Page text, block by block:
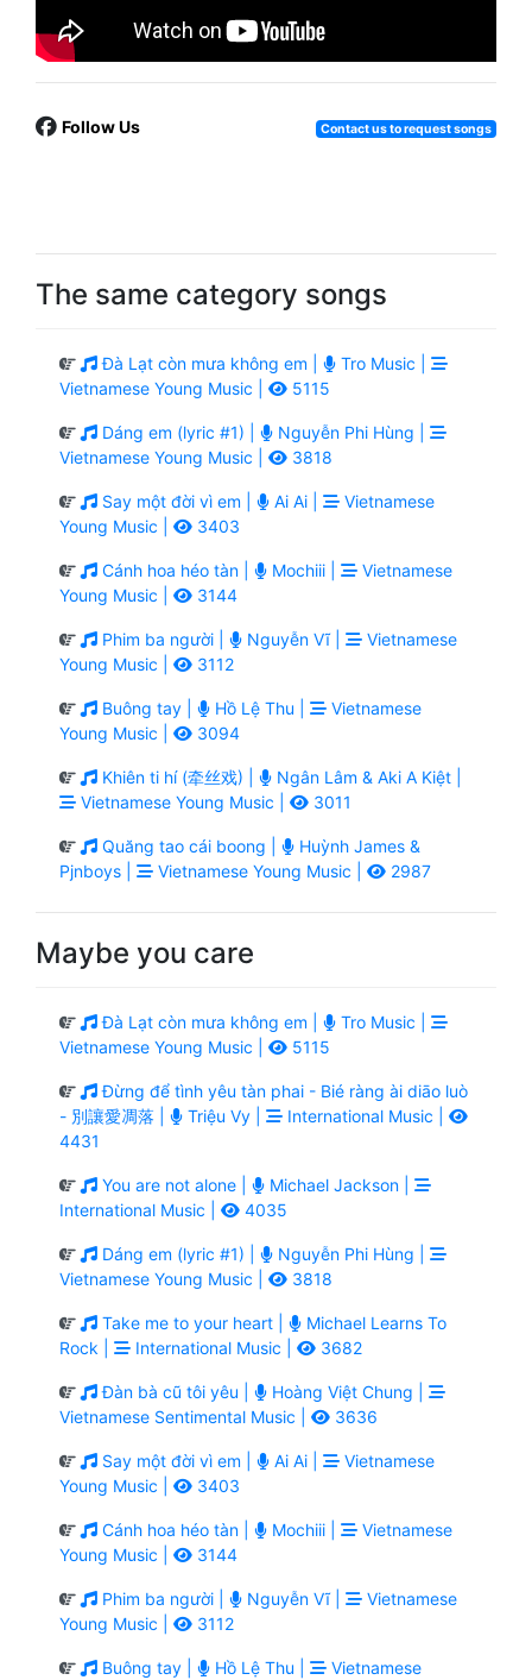
Follow Us Contact us to request songs
The same category songs
Đà Lạt còn mưa không em |
Tro Music |
Vietnamese Young Music |
5115
Dáng em (lyric #1) |
Nguyễn Phi Hùng |
Vietnamese Young Music |
3818
Say một đời vì em | Ai Ai |
Vietnamese
Young Music |
3403
Cánh hoa héo tàn | Mochiii |
Vietnamese
Young Music |
3144
Phim ba người | Nguyễn Vĩ |
Vietnamese
Young Music |
3112
Buông tay | Hồ Lệ Thu |
Vietnamese
Young Music |
3094
Khiên ti hí (牵丝戏) |
Ngân Lâm & Aki A Kiệt |
Vietnamese Young Music |
3011
Quăng tao cái boong |
Huỳnh James &
Pjnboys |
Vietnamese Young Music | 2987
Maybe you care
Đà Lạt còn mưa không em |
Tro Music |
Vietnamese Young Music |
5115
Đừng để tình yêu tàn phai - Bié ràng ài diāo luò
- 別讓愛凋落 |
Triệu Vy |
International Music |
4431
You are not alone |
Michael Jackson |
International Music |
4035
Dáng em (lyric #1) |
Nguyễn Phi Hùng |
Vietnamese Young Music |
3818
Take me to your heart |
Michael Learns To
Rock |
International Music | 3682
Đàn bà cũ tôi yêu |
Hoàng Việt Chung |
Vietnamese Sentimental Music |
3636
Say một đời vì em | Ai Ai |
Vietnamese
Young Music |
3403
Cánh hoa héo tàn | Mochiii |
Vietnamese
Young Music |
3144
Phim ba người | Nguyễn Vĩ |
Vietnamese
Young Music |
3112
Buông tay | Hồ Lệ Thu |
Vietnamese